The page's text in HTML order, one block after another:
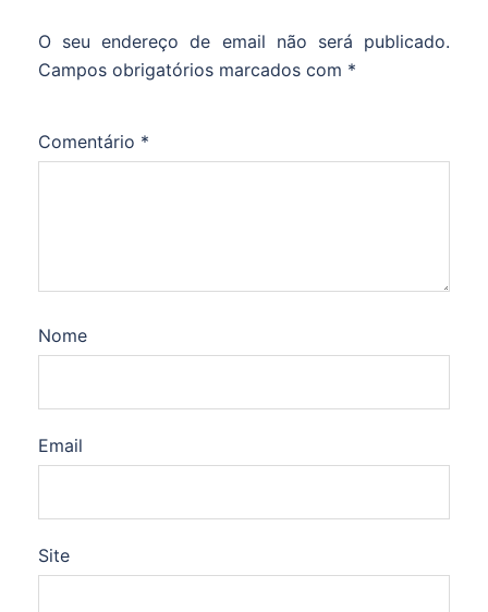
O seu endereço de email não será publicado.
Campos obrigatórios marcados com *
Comentário *
Nome
Email
Site